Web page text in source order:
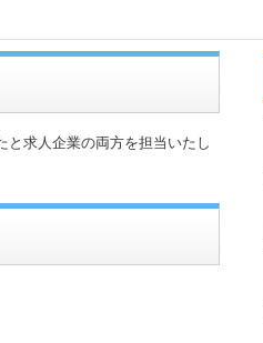
求人企業の両方を担当いたし